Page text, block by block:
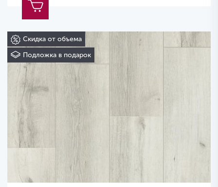
Скидка от объема
Подложка в подарок